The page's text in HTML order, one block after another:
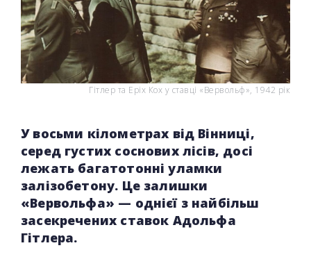
Гітлер та Еріх Кох у ставці «Вервольф», 1942 рік
У восьми кілометрах від Вінниці,
серед густих соснових лісів, досі
лежать багатотонні уламки
залізобетону. Це залишки
«Вервольфа» — однієї з найбільш
засекречених ставок Адольфа
Гітлера.